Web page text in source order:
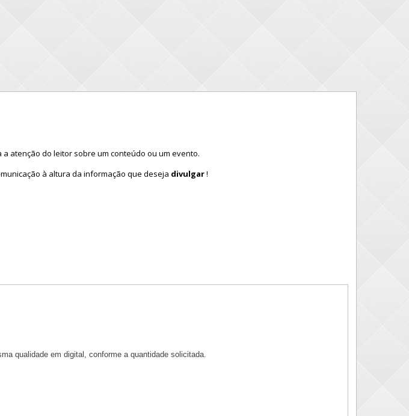
a atenção do leitor sobre um conteúdo ou um evento.
à altura da informação que deseja divulgar!
qualidade em digital, conforme a quantidade solicitada.